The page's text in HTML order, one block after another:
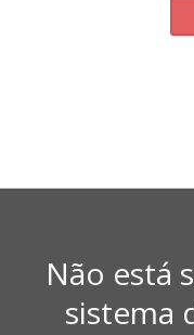
Não está
sistema